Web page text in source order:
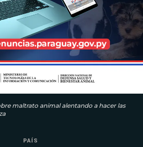
maltrato animal alentando a hacer las
PAÍS